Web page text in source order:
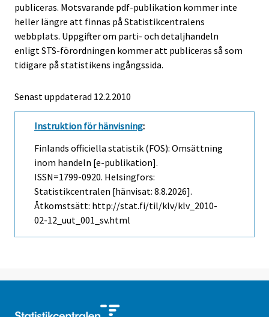
publiceras. Motsvarande pdf-publikation kommer inte
heller längre att finnas på Statistikcentralens
webbplats. Uppgifter om parti- och detaljhandeln
enligt STS-förordningen kommer att publiceras så som
tidigare på statistikens ingångssida.
Senast uppdaterad 12.2.2010
Instruktion för hänvisning:
Finlands officiella statistik (FOS): Omsättning
inom handeln [e-publikation].
ISSN=1799-0920. Helsingfors:
Statistikcentralen [hänvisat: 8.8.2026].
Åtkomstsätt: http://stat.fi/til/klv/klv_2010-
02-12_uut_001_sv.html